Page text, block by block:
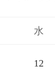
水
12